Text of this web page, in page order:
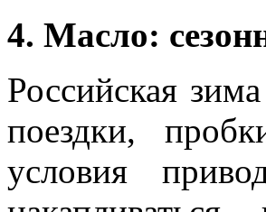
4. Масло:
Российская
поездки,
условия